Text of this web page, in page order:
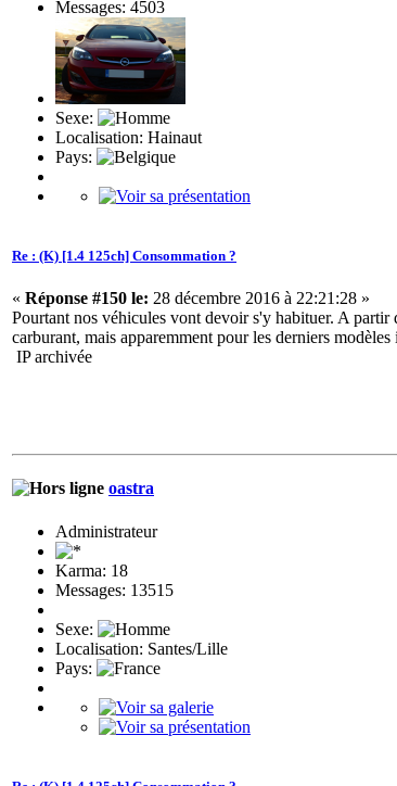
Messages: 4503
Sexe:
Localisation: Hainaut
Pays:
Re : (K) [1.4 125ch] Consommation ?
« Réponse #150 le: 28 décembre 2016 à 22:21:28 »
Pourtant nos véhicules vont devoir s'y habituer. A partir
carburant, mais apparemment pour les derniers
IP archivée
oastra
Administrateur
Karma: 18
Messages: 13515
Sexe:
Localisation: Santes/Lille
Pays: